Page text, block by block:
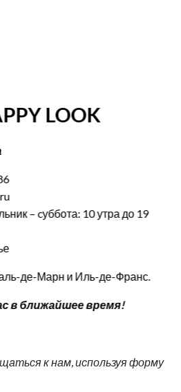
LOOK
– cуббота: 10 утра до 19
де-Марн и Иль-де-Франс.
в ближайшее время!
к нам, используя форму